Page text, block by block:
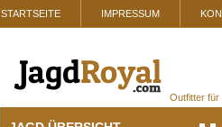
STARTSEITE IMPRESSUM
Outfitter für